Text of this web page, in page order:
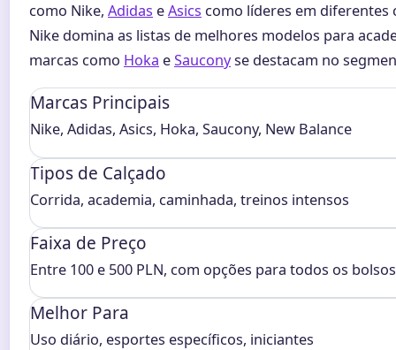
como Nike, Adidas eAsics como líderes em diferentes
Nike domina as listas de melhores modelos para
marcas como Hoka eSauconyse destacam no
Marcas Principais
Nike, Adidas, Asics, Hoka, Saucony, New Balance
Tipos de Calçado
Corrida, academia, caminhada, treinos intensos
Faixa de Preço
Entre 100 e 500 PLN, com opções para todos os bolsos
Melhor Para
Uso diário, esportes específicos, iniciantes